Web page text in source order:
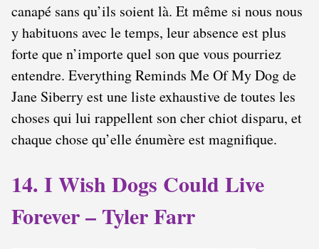
canapé sans qu’ils soient là. Et même si nous nous
y habituons avec le temps, leur absence est plus
forte que n’importe quel son que vous pourriez
entendre. Everything Reminds Me Of My Dog de
Jane Siberry est une liste exhaustive de toutes les
choses qui lui rappellent son cher chiot disparu, et
chaque chose qu’elle énumère est magnifique.
14. I Wish Dogs Could Live
Forever – Tyler Farr